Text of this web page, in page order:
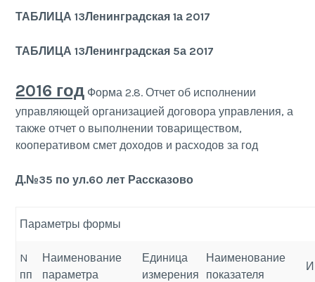
ТАБЛИЦА 13Ленинградская 1а 2017
ТАБЛИЦА 13Ленинградская 5а 2017
2016 год Форма 2.8. Отчет об исполнении
управляющей организацией договора управления, а
также отчет о выполнении товариществом,
кооперативом смет доходов и расходов за год
Д.№35 по ул.60 лет Рассказово
Параметры формы
N
пп
Наименование
параметра
Единица
измерения
Наименование
показателя